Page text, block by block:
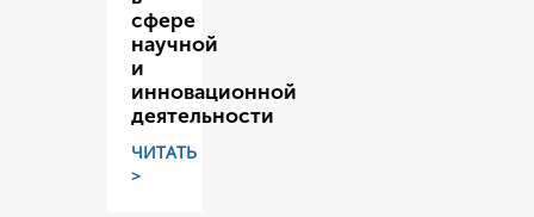
сфере
научной
и
инновационной
деятельности
ЧИТАТЬ
>